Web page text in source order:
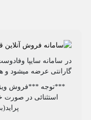
در سامانه سایپا
گارانتی عرضه میشود و
استثنائی در